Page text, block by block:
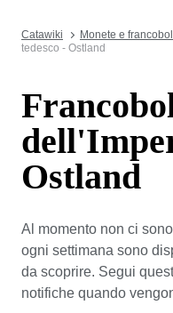
Catawiki Monete e
tedesco - Ostland
Ostland
Al momento non ci
ogni settimana sono
da scoprire. Segui
notifiche quando